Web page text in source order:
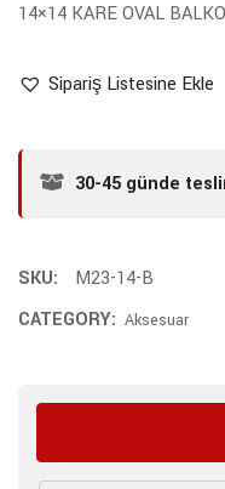
14×14 KARE OVAL
Sipariş Listesine Ekle
30-45 günde
SKU:
M23-14-B
CATEGORY: Aksesuar